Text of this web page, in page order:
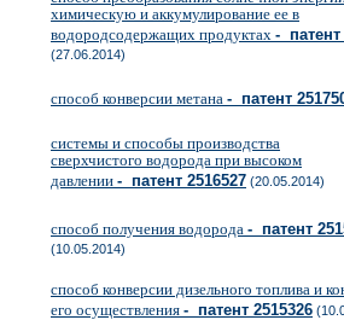
химическую и аккумулирование ее в
водородсодержащих продуктах - патент
(27.06.2014)
способ конверсии метана - патент
системы и способы производства
сверхчистого водорода при высоком
давлении - патент 2516527 (20.05.2014)
способ получения водорода - патент
(10.05.2014)
способ конверсии дизельного топлива и
его осуществления - патент 2515326